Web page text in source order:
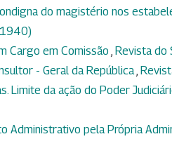
do magistério nos
Cargo em Comissão , Revista do
- Geral da República,
Limite da ação do Poder
Administrativo pela Própria